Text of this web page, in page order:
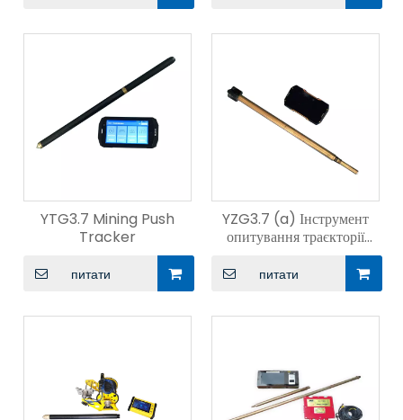
YTG3.7 Mining Push
Tracker
питати
YZG3.7 (a) Інструмент
опитування траєкторії
гірничої свердловини
питати